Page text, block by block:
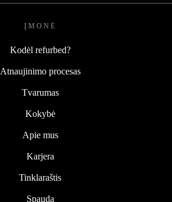
ĮMONĖ
Kodėl refurbed?
Atnaujinimo procesas
Tvarumas
Kokybė
Apie mus
Karjera
Tinklaraštis
Spauda